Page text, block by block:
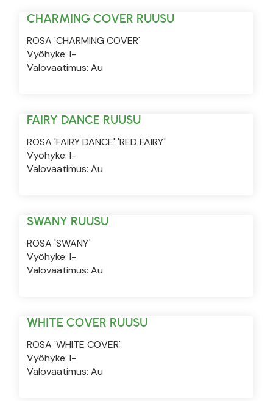
CHARMING COVER RUUSU
ROSA 'CHARMING COVER'
Vyöhyke: I-
Valovaatimus: Au
FAIRY DANCE RUUSU
ROSA 'FAIRY DANCE' 'RED FAIRY'
Vyöhyke: I-
Valovaatimus: Au
SWANY RUUSU
ROSA 'SWANY'
Vyöhyke: I-
Valovaatimus: Au
WHITE COVER RUUSU
ROSA 'WHITE COVER'
Vyöhyke: I-
Valovaatimus: Au